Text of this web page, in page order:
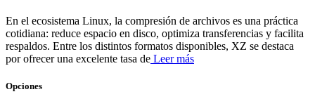
En el ecosistema Linux, la compresión de archivos es una práctica
cotidiana: reduce espacio en disco, optimiza transferencias y facilita
respaldos. Entre los distintos formatos disponibles, XZ se destaca
por ofrecer una excelente tasa de Leer más
Opciones